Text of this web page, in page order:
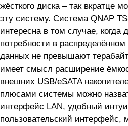
жёсткого диска – так вкратце
эту систему. Система QNAP
интересна в том случае,
потребности в
данных не превышают
имеет смысл расширение
внешних USB/eSATA
плюсами системы можно
интерфейс LAN, удобный
пользовательский интерфейс,